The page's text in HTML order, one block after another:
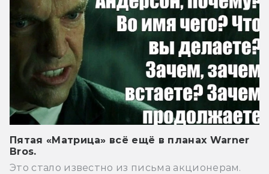
Пятая «Матрица» всё ещё в планах Warner
Bros.
Это стало известно из письма акционерам.